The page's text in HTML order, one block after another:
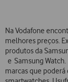
Na Vodafone
melhores preços.
produtos da
e Samsung
marcas que